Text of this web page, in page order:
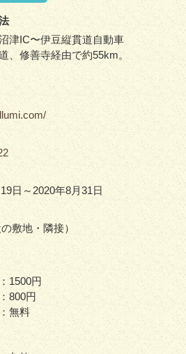
津IC〜伊豆縦貫道自動車
、修善寺経由で約55km。
日～2020年8月31日
敷地・隣接）
1500円
800円
料